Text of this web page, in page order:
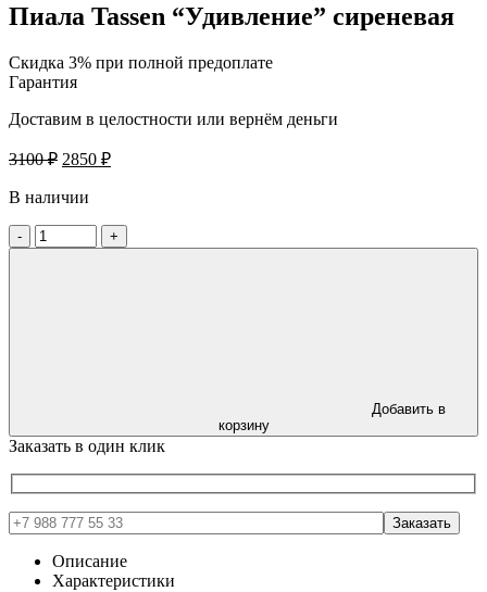
Пиала Tassen “Удивление” сиреневая
Скидка 3% при полной предоплате
Гарантия
Доставим в целостности или вернём деньги
3100₽ Первоначальная
составляла
2850 ₽Текущая
В наличии
- +
корзину
Заказать в один клик
Описание
Характеристики